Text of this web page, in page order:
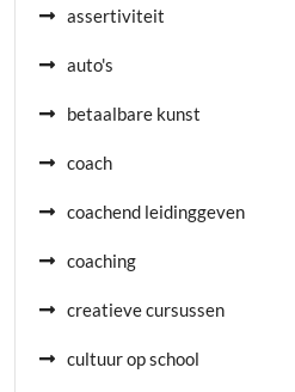
assertiviteit
auto's
betaalbare kunst
coach
coachend leidinggeven
coaching
creatieve cursussen
cultuur op school